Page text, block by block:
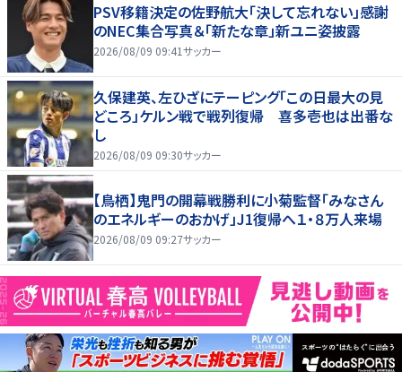
PSV移籍決定の佐野航大「決して忘れない」感謝
のNEC集合写真＆「新たな章」新ユニ姿披露
2026/08/09 09:41サッカー
久保建英、左ひざにテーピング「この日最大の見
どころ」ケルン戦で戦列復帰 喜多壱也は出番な
し
2026/08/09 09:30サッカー
【鳥栖】鬼門の開幕戦勝利に小菊監督「みなさん
のエネルギーのおかげ」J1復帰へ１・８万人来場
2026/08/09 09:27サッカー